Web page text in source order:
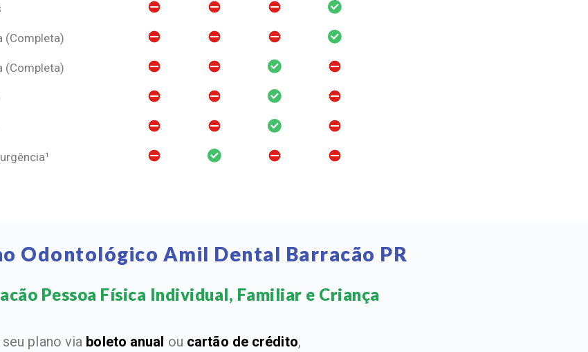
(Completa)
(Completa)
Odontológico Amil Dental Barracão PR
Pessoa Física Individual, Familiar e Criança​
plano via boleto anual ou cartão de crédito,